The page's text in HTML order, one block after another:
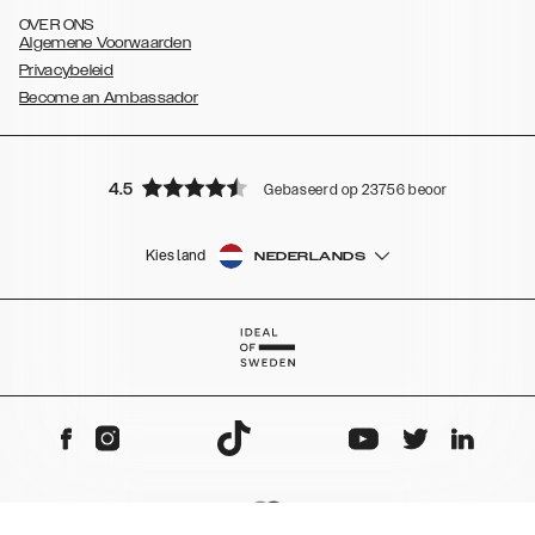
OVER ONS
Algemene Voorwaarden
Privacybeleid
Become an Ambassador
4.5 Gebaseerd op 23756 beoordelingen
Kies land NEDERLANDS